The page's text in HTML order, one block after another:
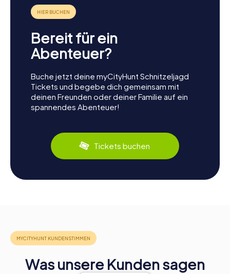
Bereit für ein
Abenteuer?
Buche jetzt deine myCityHunt Schnitzeljagd
Tickets und begebe dich gemeinsam mit
deinen Freunden oder deiner Familie auf ein
spannendes Abenteuer!
Tickets buchen
Was unsere Kunden sagen